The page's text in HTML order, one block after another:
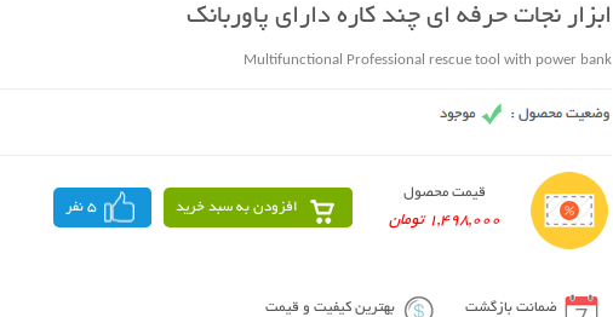
ابزار نجات حرفه ای چند کاره دارای پاوربانک
Multifunctional Professional rescue tool with power bank
قیمت محصول
1,498,000 تومان
افزودن به سبد خرید 5 نفر
ضمانت بازگشت بهترین کیفیت و قیمت